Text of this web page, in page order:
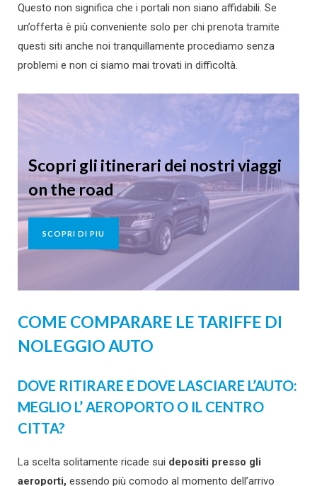
Questo non significa che i portali non siano affidabili. Se
un’offerta è più conveniente solo per chi prenota tramite
questi siti anche noi tranquillamente procediamo senza
problemi e non ci siamo mai trovati in difficoltà.
Scopri gli itinerari dei nostri viaggi
on the road
SCOPRI DI PIU
COME COMPARARE LE TARIFFE DI
NOLEGGIO AUTO
DOVE RITIRARE E DOVE LASCIARE L’AUTO:
MEGLIO L’ AEROPORTO O IL CENTRO
CITTA?
La scelta solitamente ricade sui depositi presso gli
aeroporti, essendo più comodo al momento dell’arrivo